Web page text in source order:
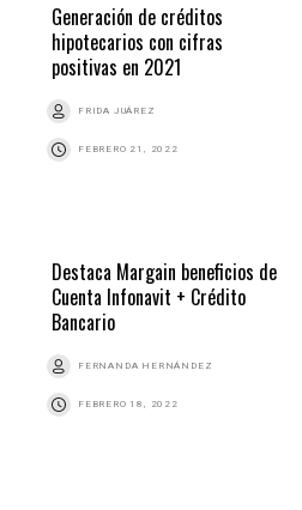
Generación de créditos
hipotecarios con cifras
positivas en 2021
FRIDA JUÁREZ
FEBRERO 21, 2022
Destaca Margain beneficios de
Cuenta Infonavit + Crédito
Bancario
FERNANDA HERNÁNDEZ
FEBRERO 18, 2022